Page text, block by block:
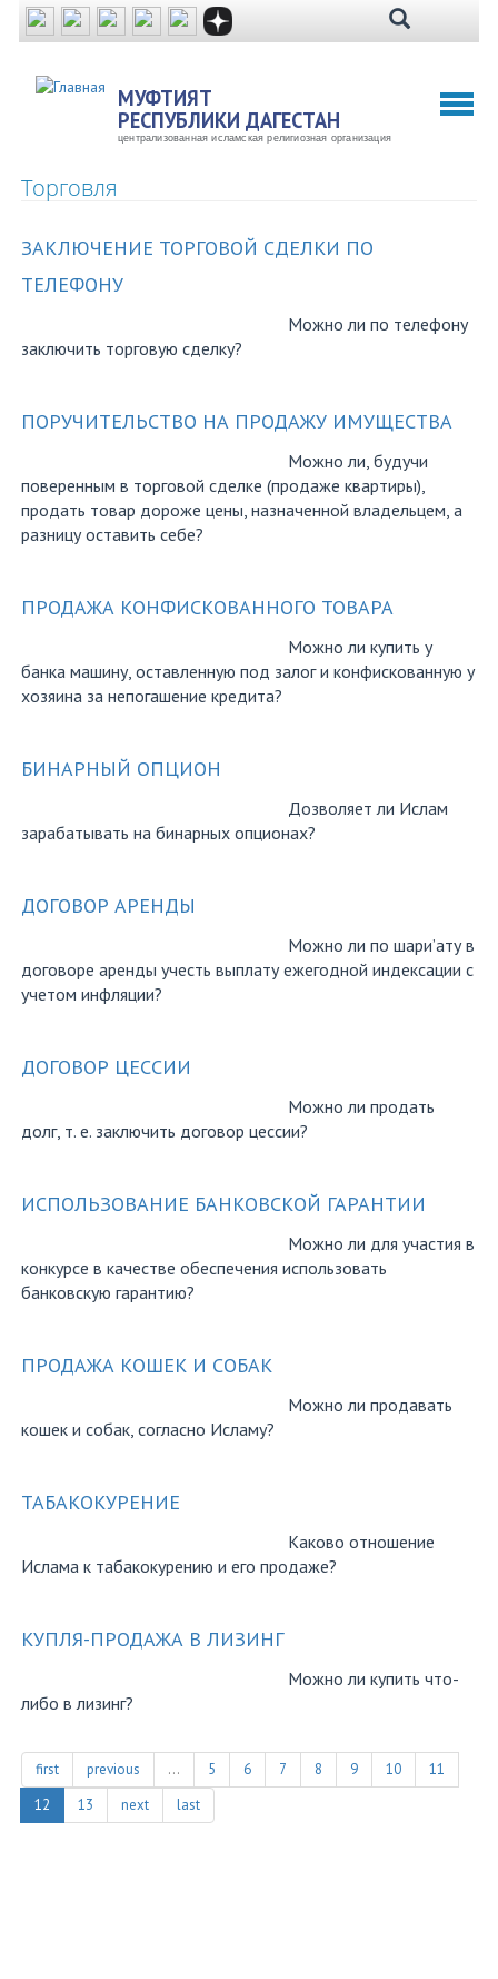
Перейти
содержанию
МУФТИЯТ
РЕСПУБЛИКИ ДАГЕСТАН
централизованная исламская религиозная организация
Торговля
ЗАКЛЮЧЕНИЕ ТОРГОВОЙ СДЕЛКИ ПО
ТЕЛЕФОНУ
Можно ли по телефону
заключить торговую сделку?
ПОРУЧИТЕЛЬСТВО НА ПРОДАЖУ ИМУЩЕСТВА
Можно ли, будучи
поверенным в торговой сделке (продаже квартиры),
продать товар дороже цены, назначенной владельцем, а
разницу оставить себе?
ПРОДАЖА КОНФИСКОВАННОГО ТОВАРА
Можно ли купить у
банка машину, оставленную под залог и конфискованную у
хозяина за непогашение кредита?
БИНАРНЫЙ ОПЦИОН
Дозволяет ли Ислам
зарабатывать на бинарных опционах?
ДОГОВОР АРЕНДЫ
Можно ли по шари’ату в
договоре аренды учесть выплату ежегодной индексации с
учетом инфляции?
ДОГОВОР ЦЕССИИ
Можно ли продать
долг, т. е. заключить договор цессии?
ИСПОЛЬЗОВАНИЕ БАНКОВСКОЙ ГАРАНТИИ
Можно ли для участия в
конкурсе в качестве обеспечения использовать
банковскую гарантию?
ПРОДАЖА КОШЕК И СОБАК
Можно ли продавать
кошек и собак, согласно Исламу?
ТАБАКОКУРЕНИЕ
Каково отношение
Ислама к табакокурению и его продаже?
КУПЛЯ-ПРОДАЖА В ЛИЗИНГ
Можно ли купить что-
либо в лизинг?
first previous … 5 6 7 8 9 10
11
12
13 next last